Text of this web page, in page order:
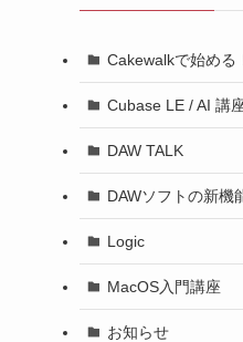
Cakewalkで始める
Cubase LE / AI 講
DAW TALK
DAWソフトの新機
Logic
MacOS入門講座
お知らせ